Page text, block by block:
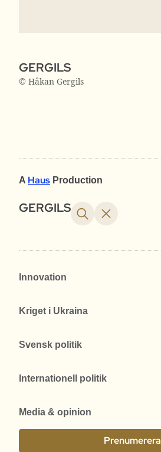
GERGILS
© Håkan Gergils
A Haus Production
GERGILS
Innovation
Kriget i Ukraina
Svensk politik
Internationell politik
Media & opinion
Prenumerera